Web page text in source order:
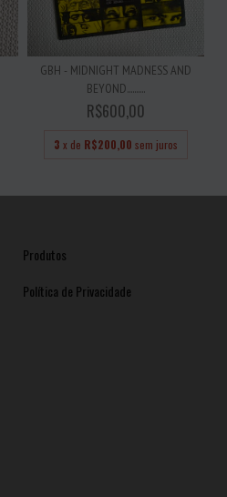
GBH - MIDNIGHT MADNESS AND
BEYOND..........
R$600,00
3 x de R$200,00 sem juros
Produtos
Política de Privacidade